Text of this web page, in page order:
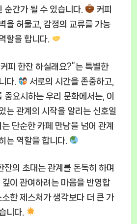
순간가 될 수 있습니다.
커피
을 허물고, 감정의 교류를 가능
할을 합니다.
피 한잔 하실래요?”는 특별한
다.
서로의 시간을 존중하고,
중요시하는 우리 문화에서는, 이
는 관계의 시작을 알리는 신호일
는 단순한 카페 만남을 넘어 관계
는 역할을 합니다.
잔의 초대는 관계를 돈독히 하며
이 관여하려는 마음을 반영합
소한 제스처가 생각보다 더 큰 가
니다.